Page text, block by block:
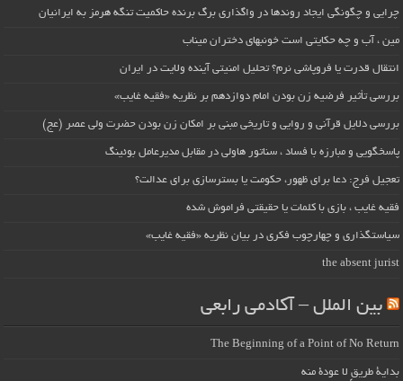
چرایی و چگونگی ایجاد روندها در واگذاری برگ برنده حاکمیت تنگه هرمز به ایرانیان
مین ، آب و چه حکایتی است خونبهای دختران میناب
انتقال قدرت یا فروپاشی نرم؟ تحلیل امنیتی آینده ولایت در ایران
بررسی تأثیر فرضیه زن بودن امام دوازدهم بر نظریه «فقیه غایب»
بررسی دلایل قرآنی و روایی و تاریخی مبنی بر امکان زن بودن حضرت ولی عصر (عج)
پاسخگویی و مبارزه با فساد ، سناتور هاولی در مقابل مدیرعامل بوئینگ
تعجیل فرج: دعا برای ظهور، حکومت یا بسترسازی برای عدالت؟
فقیه غایب ، بازی با کلمات یا حقیقتی فراموش شده
سیاستگذاری و چهارچوب فکری در بیان نظریه «فقیه غایب»
the absent jurist
بین الملل – آکادمی رابعی
The Beginning of a Point of No Return
بداية طريقٍ لا عودة منه